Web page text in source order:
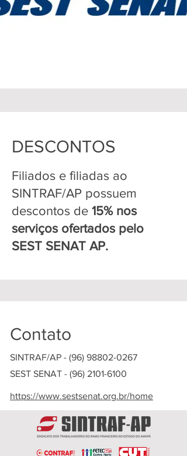
DESCONTOS
Filiados e filiadas ao
SINTRAF/AP possuem
descontos de 15% nos
serviços ofertados pelo
SEST SENAT AP.
Contato
SINTRAF/AP - (96) 98802-0267
SEST SENAT - (96) 2101-6100
https://www.sestsenat.org.br/home